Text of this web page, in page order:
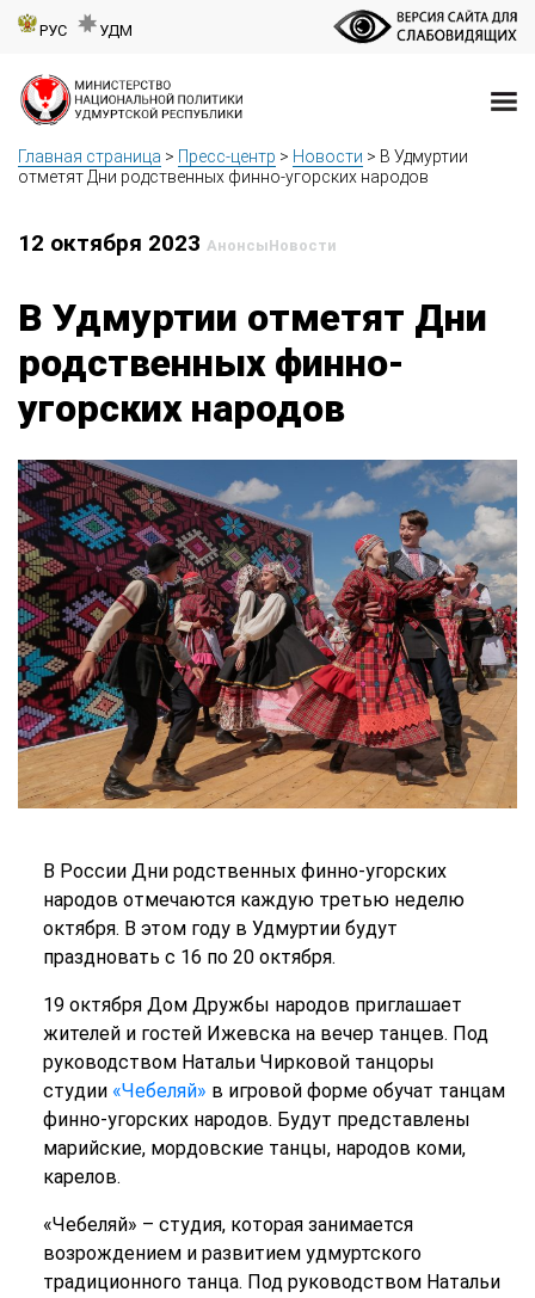
РУС УДМ
Главная страница > Пресс-центр > Новости > В Удмуртии
отметят Дни родственных финно-угорских народов
12 октября 2023 АнонсыНовости
В Удмуртии отметят Дни
родственных финно-
угорских народов
В России Дни родственных финно-угорских
народов отмечаются каждую третью неделю
октября. В этом году в Удмуртии будут
праздновать с 16 по 20 октября.
19 октября Дом Дружбы народов приглашает
жителей и гостей Ижевска на вечер танцев. Под
руководством Натальи Чирковой танцоры
студии «Чебеляй» в игровой форме обучат танцам
финно-угорских народов. Будут представлены
марийские, мордовские танцы, народов коми,
карелов.
«Чебеляй» – студия, которая занимается
возрождением и развитием удмуртского
традиционного танца. Под руководством Натальи